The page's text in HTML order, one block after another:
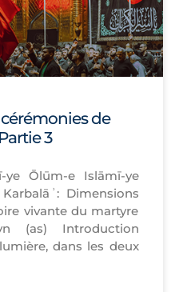
de
3
ye Ōlūm-e Islāmī-ye
Dimensions
vivante du martyre
(as) Introduction
dans les deux